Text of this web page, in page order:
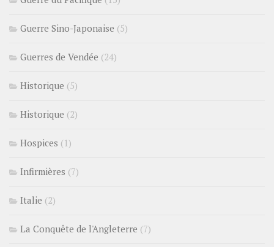
Guerre Sino-Japonaise (5)
Guerres de Vendée (24)
Historique (5)
Historique (2)
Hospices (1)
Infirmières (7)
Italie (2)
La Conquête de l'Angleterre (7)